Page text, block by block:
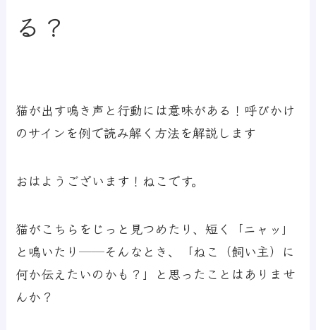
る？
猫が出す鳴き声と行動には意味がある！呼びかけ
のサインを例で読み解く方法を解説します
おはようございます！ねこです。
猫がこちらをじっと見つめたり、短く「ニャッ」
と鳴いたり──そんなとき、「ねこ（飼い主）に
何か伝えたいのかも？」と思ったことはありませ
んか？